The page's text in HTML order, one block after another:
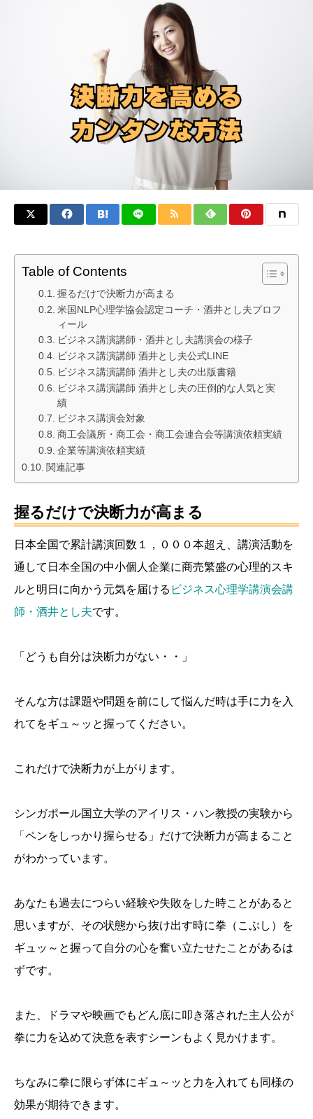
Table of Contents
握るだけで決断力が高まる
米国NLP心理学協会認定コーチ・酒井とし夫プロフ
ィール
ビジネス講演講師・酒井とし夫講演会の様子
ビジネス講演講師 酒井とし夫公式LINE
ビジネス講演講師 酒井とし夫の出版書籍
ビジネス講演講師 酒井とし夫の圧倒的な人気と実
績
ビジネス講演会対象
商工会議所・商工会・商工会連合会等講演依頼実績
企業等講演依頼実績
関連記事
握るだけで決断力が高まる
日本全国で累計講演回数１，０００本超え、講演活動を
通して日本全国の中小個人企業に商売繁盛の心理的スキ
ルと明日に向かう元気を届ける ビジネス心理学講演会講
師・酒井とし夫です。
「どうも自分は決断力がない・・」
そんな方は課題や問題を前にして悩んだ時は手に力を入
れてをギュ～ッと握ってください。
これだけで決断力が上がります。
シンガポール国立大学のアイリス・ハン教授の実験から
「ペンをしっかり握らせる」だけで決断力が高まること
がわかっています。
あなたも過去につらい経験や失敗をした時ことがあると
思いますが、その状態から抜け出す時に拳（こぶし）を
ギュッ～と握って自分の心を奮い立たせたことがあるは
ずです。
また、ドラマや映画でもどん底に叩き落された主人公が
拳に力を込めて決意を表すシーンもよく見かけます。
ちなみに拳に限らず体にギュ～ッと力を入れても同様の
効果が期待できます。